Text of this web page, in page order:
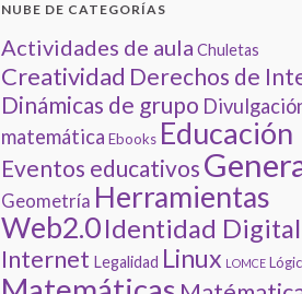
NUBE DE CATEGORÍAS
Actividades de aula Chuletas
Creatividad Derechos de
Dinámicas de grupo
matemática Ebooks Educación
Eventos educativos
Geometría Herramientas
Web2.0Identidad Digital
Internet Legalidad Linux LOMCE